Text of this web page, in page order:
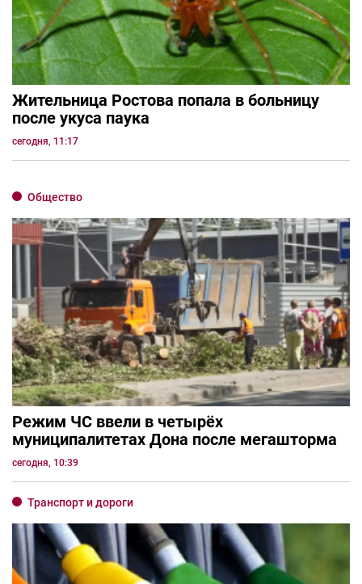
Жительница Ростова попала в больницу
после укуса паука
сегодня, 11:17
Общество
Режим ЧС ввели в четырёх
муниципалитетах Дона после мегашторма
сегодня, 10:39
Транспорт и дороги